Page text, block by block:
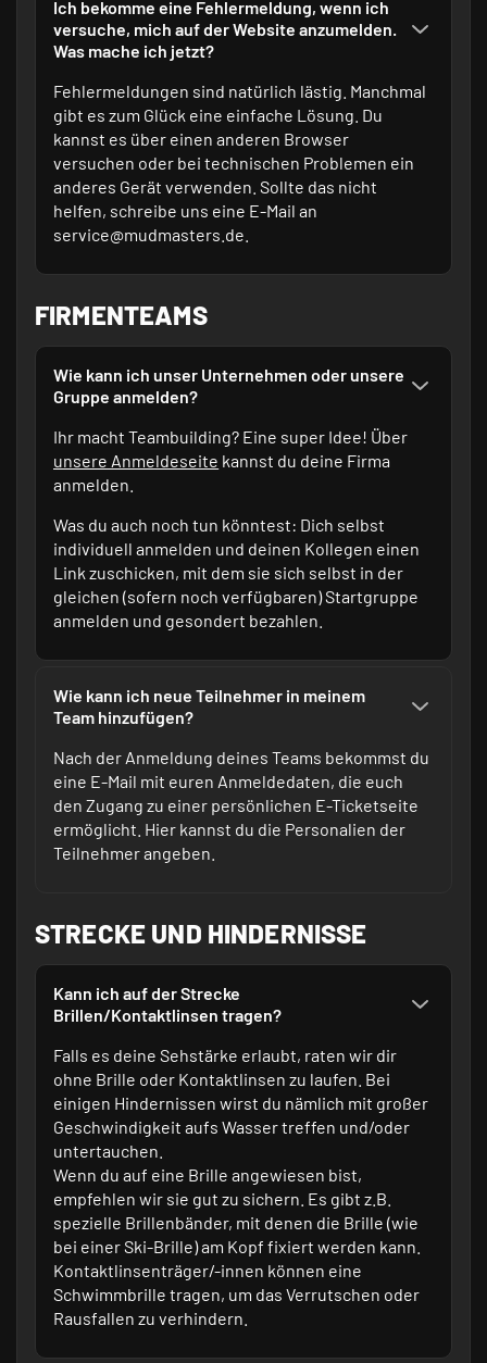
Ich bekomme eine Fehlermeldung, wenn ich
versuche, mich auf der Website anzumelden.
Was mache ich jetzt?
Fehlermeldungen sind natürlich lästig. Manchmal
gibt es zum Glück eine einfache Lösung. Du
kannst es über einen anderen Browser
versuchen oder bei technischen Problemen ein
anderes Gerät verwenden. Sollte das nicht
helfen, schreibe uns eine E-Mail an
service@mudmasters.de
FIRMENTEAMS
Wie kann ich unser Unternehmen oder unsere
Gruppe anmelden?
Ihr macht Teambuilding? Eine super Idee! Über
unsere Anmeldeseite kannst du deine Firma
anmelden.
Was du auch noch tun könntest: Dich selbst
individuell anmelden und deinen Kollegen einen
Link zuschicken, mit dem sie sich selbst in der
gleichen (sofern noch verfügbaren) Startgruppe
anmelden und gesondert bezahlen.
Wie kann ich neue Teilnehmer in meinem
Team hinzufügen?
Nach der Anmeldung deines Teams bekommst du
eine E-Mail mit euren Anmeldedaten, die euch
den Zugang zu einer persönlichen E-Ticketseite
ermöglicht. Hier kannst du die Personalien der
Teilnehmer angeben.
STRECKE UND HINDERNISSE
Kann ich auf der Strecke
Brillen/Kontaktlinsen tragen?
Falls es deine Sehstärke erlaubt, raten wir dir
ohne Brille oder Kontaktlinsen zu laufen. Bei
einigen Hindernissen wirst du nämlich mit großer
Geschwindigkeit aufs Wasser treffen und/oder
untertauchen.
Wenn du auf eine Brille angewiesen bist,
empfehlen wir sie gut zu sichern. Es gibt z.B.
spezielle Brillenbänder, mit denen die Brille (wie
bei einer Ski-Brille) am Kopf fixiert werden kann.
Kontaktlinsenträger/-innen können eine
Schwimmbrille tragen, um das Verrutschen oder
Rausfallen zu verhindern.